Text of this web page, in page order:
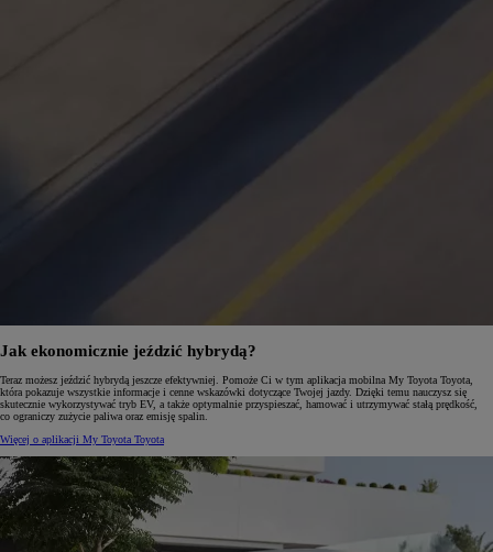
Jak ekonomicznie jeździć hybrydą?
Teraz możesz jeździć hybrydą jeszcze efektywniej. Pomoże Ci w tym aplikacja mobilna My Toyota Toyota,
która pokazuje wszystkie informacje i cenne wskazówki dotyczące Twojej jazdy. Dzięki temu nauczysz się
skutecznie wykorzystywać tryb EV, a także optymalnie przyspieszać, hamować i utrzymywać stałą prędkość,
co ograniczy zużycie paliwa oraz emisję spalin.
Więcej o aplikacji My Toyota Toyota